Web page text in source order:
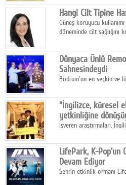
aksiyonu ve karanlık
sürdürüyor.
Hangi Cilt Tipine
Güneş koruyucu
döneminde cilt sağlığını
Dünyaca Ünlü
Sahnesindeydi
Bodrum'un en seçkin ve
yaz etkinlikleri
devam ediyor
“İngilizce, küresel
yetkinliğine
İşveren araştırmaları,
gösteriyor.
LifePark, K-Pop'un
Devam Ediyor
Şehrin etkinlik ormanı